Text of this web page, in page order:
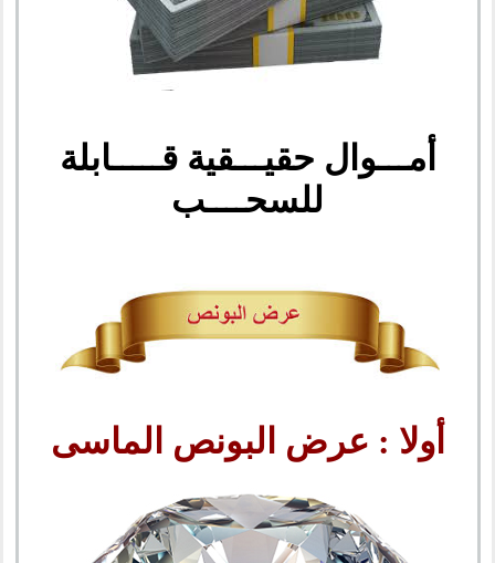
أمـــوال حقيـــقية قـــــابلة
للسحــــب
أولا : عرض البونص الماسى